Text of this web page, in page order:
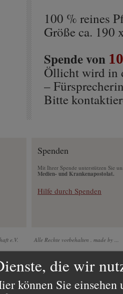
100 % reines
Größe ca. 190
Spende von
Öllicht wird in
–
Bitte
Spenden
Mit Ihrer Spende unterstützen Sie
Medien- und Krankenapostolat.
Hilfe durch Spenden
e.V. Alle Rechte vorbehalten . made by ...
die wir
können Sie einsehen